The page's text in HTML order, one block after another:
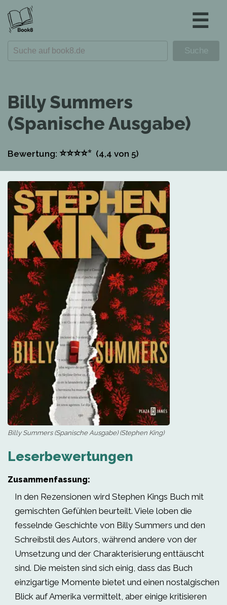
☰
Billy Summers
(Spanische Ausgabe)
Bewertung: ⭐⭐⭐⭐⭐ (4,4 von 5)
Billy Summers (Spanische Ausgabe) (Stephen King)
Leserbewertungen
Zusammenfassung:
In den Rezensionen wird Stephen Kings Buch mit
gemischten Gefühlen beurteilt. Viele loben die
fesselnde Geschichte von Billy Summers und den
Schreibstil des Autors, während andere von der
Umsetzung und der Charakterisierung enttäuscht
sind. Die meisten sind sich einig, dass das Buch
einzigartige Momente bietet und einen nostalgischen
Blick auf Amerika vermittelt, aber einige kritisieren